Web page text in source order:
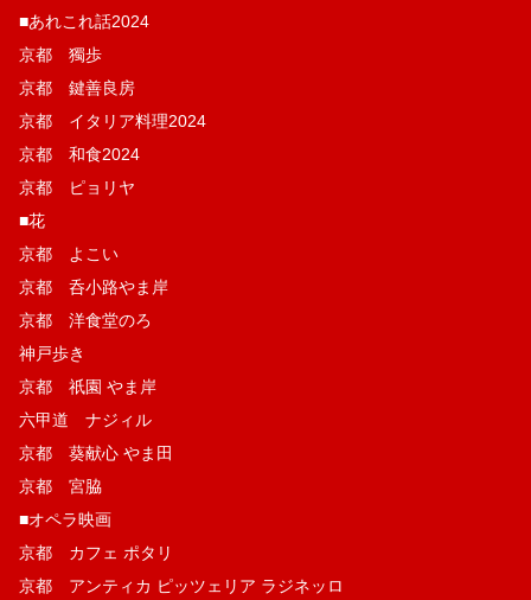
■あれこれ話2024
京都 獨歩
京都 鍵善良房
京都 イタリア料理2024
京都 和食2024
京都 ピョリヤ
■花
京都 よこい
京都 呑小路やま岸
京都 洋食堂のろ
神戸歩き
京都 祇園 やま岸
六甲道 ナジィル
京都 葵献心 やま田
京都 宮脇
■オペラ映画
京都 カフェ ポタリ
京都 アンティカ ピッツェリア ラジネッロ